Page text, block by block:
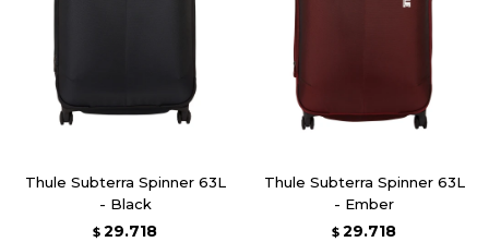
Thule Subterra Spinner 63L
- Black
$ 29.718
Thule Subterra Spinner 63L
- Ember
$ 29.718